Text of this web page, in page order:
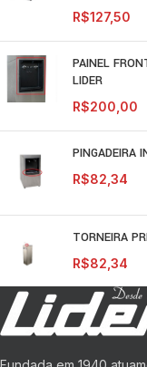
R$127,50
PAINEL
LIDER
R$200,00
PINGADEIRA
R$82,34
TORNEIRA
R$82,34